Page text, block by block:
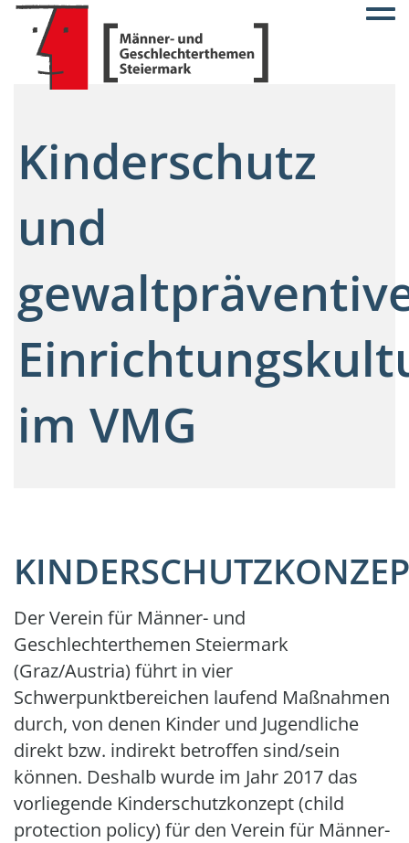
Kinderschutz
und
im VMG
Der Verein für Männer- und
Geschlechterthemen Steiermark
(Graz/Austria) führt in vier
Schwerpunktbereichen laufend Maßnahmen
durch, von denen Kinder und Jugendliche
direkt bzw. indirekt betroffen sind/sein
können. Deshalb wurde im Jahr 2017 das
vorliegende Kinderschutzkonzept (child
protection policy) für den Verein für Männer-